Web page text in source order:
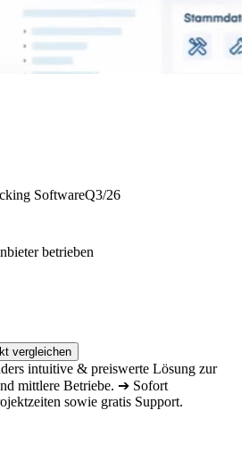
SoftwareQ3/26
betrieben
vergleichen
intuitive & preiswerte Lösung zur
mittlere Betriebe. ➔ Sofort
sowie gratis Support.